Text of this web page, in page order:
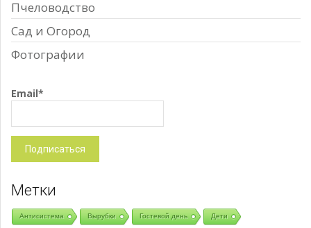
Пчеловодство
Сад и Огород
Фотографии
Email*
Метки
Антисистема Вырубки Гостевой день Дети